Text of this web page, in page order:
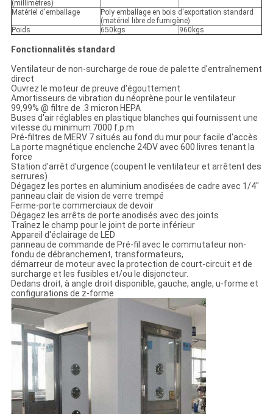
(millimètres)
Matériel d'emballage
Poly emballage en bois d'exportation standard
(matériel libre de fumigène)
Poids
650kgs 960kgs
Fonctionnalités standard
Ventilateur de non-surcharge de roue de palette d'entraînement
direct
Ouvrez le moteur de preuve d'égouttement
Amortisseurs de vibration du néoprène pour le ventilateur
99,99% @ filtre de .3 micron HEPA
Buses d'air réglables en plastique blanches qui fournissent une
vitesse du minimum 7000 f.p.m
Pré-filtres de MERV 7 situés au fond du mur pour facile d'accès
La porte magnétique enclenche 24DV avec 600 livres tenant la
force
Station d'arrêt d'urgence (coupent le ventilateur et arrêtent des
serrures)
Dégagez les portes en aluminium anodisées de cadre avec 1/4"
panneau clair de vision de verre trempé
Ferme-porte commerciaux de devoir
Dégagez les arrêts de porte anodisés avec des joints
Traînez le champ pour le joint de porte inférieur
Appareil d'éclairage de LED
panneau de commande de Pré-fil avec le commutateur non-
fondu de débranchement, transformateurs,
démarreur de moteur avec la protection de court-circuit et de
surcharge et les fusibles et/ou le disjoncteur.
Dedans droit, à angle droit disponible, gauche, angle, u-forme et
configurations de z-forme